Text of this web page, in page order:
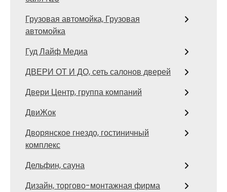
Грузовая автомойка, Грузовая
автомойка
Гуд Лайф Медиа
ДВЕРИ ОТ И ДО, сеть салонов дверей
Двери Центр, группа компаний
ДвиЖок
Дворянское гнездо, гостиничный
комплекс
Дельфин, сауна
Дизайн, торгово-монтажная фирма